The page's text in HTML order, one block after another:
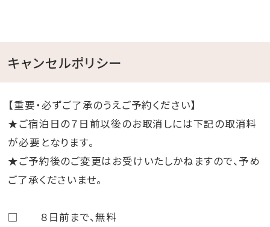
キャンセルポリシー
【重要・必ずご了承のうえご予約ください】
★ご宿泊日の７日前以後のお取消しには下記の取消料
が必要となります。
★ご予約後のご変更はお受けいたしかねますので、予め
ご了承くださいませ。
□ ８日前まで、無料